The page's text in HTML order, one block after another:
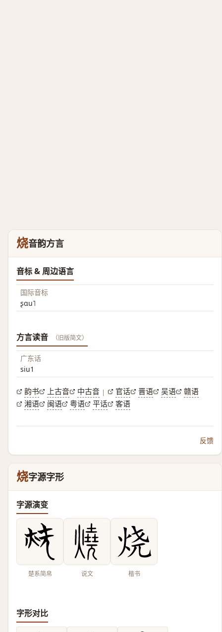
烧音韵方言
音标 & 周边语言
国际音标
ʂɑu˥
方言读音 （旧版简文）
广东话
siu1
韵书 上古音 中古音 | 官话 晋语 吴语
赣语
湘语
闽语 粤语 平话 客语
反馈
烧字源字形
字源演变
楚系简帛 说文 楷书
字形对比